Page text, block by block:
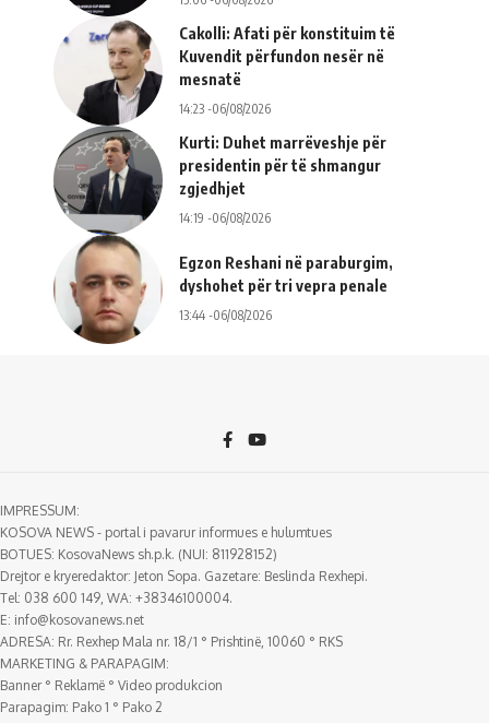
Cakolli: Afati për konstituim të
Kuvendit përfundon nesër në
mesnatë
14:23 -06/08/2026
Kurti: Duhet marrëveshje për
presidentin për të shmangur
zgjedhjet
14:19 -06/08/2026
Egzon Reshani në paraburgim,
dyshohet për tri vepra penale
13:44 -06/08/2026
IMPRESSUM:
KOSOVA NEWS - portal i pavarur informues e hulumtues
BOTUES: KosovaNews sh.p.k. (NUI: 811928152)
Drejtor e kryeredaktor: Jeton Sopa. Gazetare: Beslinda Rexhepi.
Tel: 038 600 149, WA: +38346100004.
E: info@kosovanews.net
ADRESA: Rr. Rexhep Mala nr. 18/1 ° Prishtinë, 10060 ° RKS
MARKETING & PARAPAGIM:
Banner ° Reklamë ° Video produkcion
Parapagim: Pako 1 ° Pako 2